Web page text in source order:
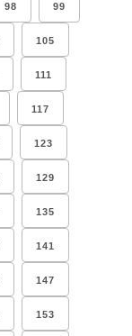
98 99
105
111
117
123
129
135
141
147
153